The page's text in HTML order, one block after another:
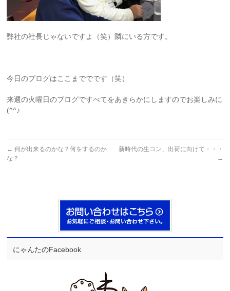
弊社の社長じゃないですよ（笑）隣にいる方です。
今日のブログはここまででです（笑）
来週の火曜日のブログですべてをあきらかにしますのでお楽しみに
(^^♪
← 何が出来るのかな？何をするのか
な？
新時代の生コン、出荷に向けて・・・
→
にゃんたのFacebook